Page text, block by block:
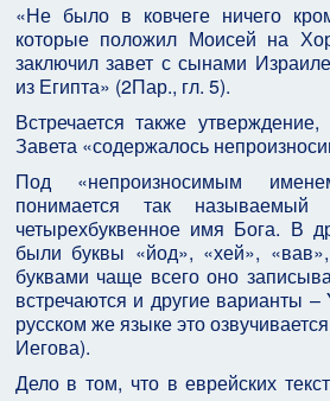
«Не было в ковчеге ничего
которые положил Моисей на
заключил завет с сынами
из Египта» (2Пар., гл. 5).
Встречается также
Завета «содержалось
Под «непроизносимым
понимается так называемый
четырехбуквенное имя Бога. В
были буквы «йод», «хей»,
буквами чаще всего оно
встречаются и другие варианты
русском же языке это
Иегова).
Дело в том, что в еврейских